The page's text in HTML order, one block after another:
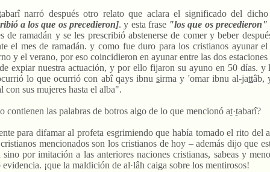
abarî narró después otro relato que aclara el significado del dicho
a los que os precedieron]. y esta frase "los que os precedieron "
de ramadán y se les prescribió abstenerse de comer y beber
el mes de ramadán. y como fue duro para los cristianos ayunar
y el verano, por eso coincidieron en ayunar entre las dos
expiar nuestra actuación, y por ello fijaron su ayuno en 50 días. y
lo que ocurrió con abî qays ibnusirma y 'omar ibnu al-jattâb,
con sus mujeres hasta el alba".
contienen las palabras de botros algo de lo que mencionó at·tabarî?
para difamar al profeta esgrimiendo que había tomado el rito del
mencionados son los cristianos de hoy – además dijo que
sino por imitación a las anteriores naciones cristianas, sabeas y
evidencia. ¡que la maldición de al·lâh caiga sobre los mentirosos!